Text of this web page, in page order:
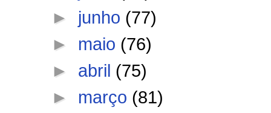
► junho (77)
► maio (76)
► abril (75)
► março (81)